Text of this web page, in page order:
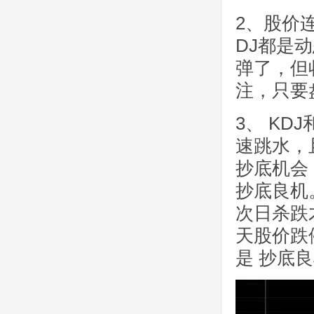
2、股价
DJ都是
弹了，但
注，只要
3、 KDJ
速跳水
抄底机会
抄底良机
次日杀
天股价
是 抄底